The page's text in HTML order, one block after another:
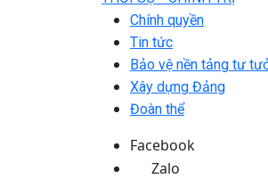
Chính quyền
Tin tức
Bảo vệ nền tảng tư
Xây dựng Đảng
Đoàn thể
Facebook
Zalo